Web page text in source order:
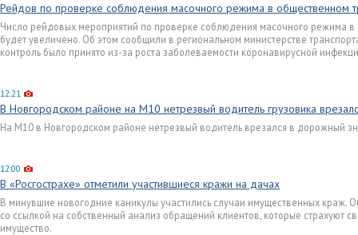
Рейдов по проверке соблюдения масочного режима в общественном
Число рейдовых мероприятий по проверке соблюдения масочного режима в
будет увеличено. Об этом сообщили в региональном министерстве
контроль было принято из-за роста заболеваемости коронавирусной
12:21
В Новгородском районе на М10 нетрезвый водитель грузовика
На М10 в Новгородском районе нетрезвый водитель врезался в дорожный
12:00
В «Росгострахе» отметили участившиеся кражи на дачах
В минувшие новогодние каникулы участились случаи имущественных краж.
со ссылкой на собственный анализ обращений клиентов, которые страхуют
имущество.